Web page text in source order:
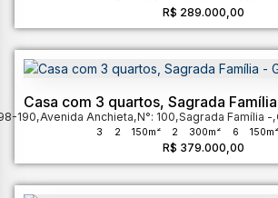
R$ 289.000,00
Casa com 3 quartos, Sagrada
R$ 379.000,00
190,Avenida Anchieta,N°: 100,Sagrada Família ,
3 2 150m² 2 300m² 6 150m²